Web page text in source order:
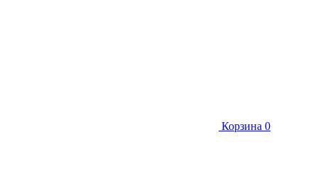
Корзина 0